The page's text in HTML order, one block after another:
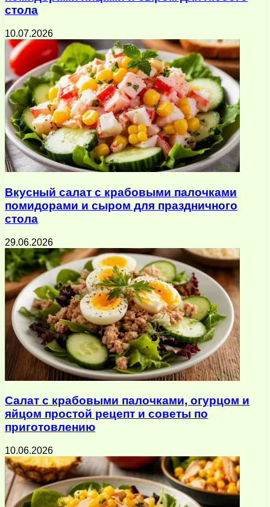
стола
10.07.2026
Вкусный салат с крабовыми палочками
помидорами и сыром для праздничного
стола
29.06.2026
Салат с крабовыми палочками, огурцом и
яйцом простой рецепт и советы по
приготовлению
10.06.2026